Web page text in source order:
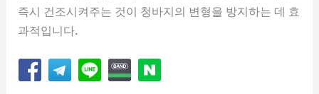
즉시 건조시켜주는 것이 청바지의 변형을 방지하는 데 효
과적입니다.